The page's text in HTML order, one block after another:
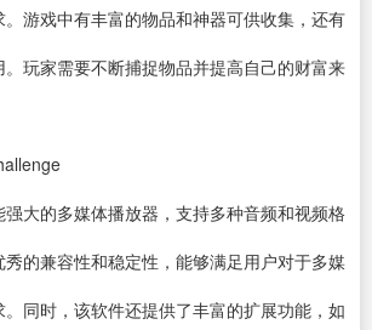
游戏中有丰富的物品和神器可供收集，还有
玩家需要不断捕捉物品并提高自己的财富来
大的多媒体播放器，支持多种音频和视频格
的兼容性和稳定性，能够满足用户对于多媒
同时，该软件还提供了丰富的扩展功能，如